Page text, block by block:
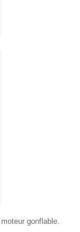
gonflable.